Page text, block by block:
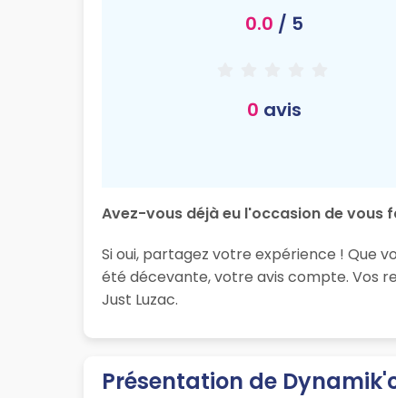
0.0 / 5
0 avis
Avez-vous déjà eu l'occasion de vous
Si oui, partagez votre expérience ! Que
été décevante, votre avis compte. Vos
Just Luzac.
Présentation de